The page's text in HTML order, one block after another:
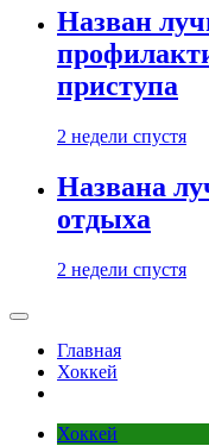
Назван
приступа
2 недели спустя
Названа
отдыха
2 недели спустя
Главная
Хоккей
Хоккей